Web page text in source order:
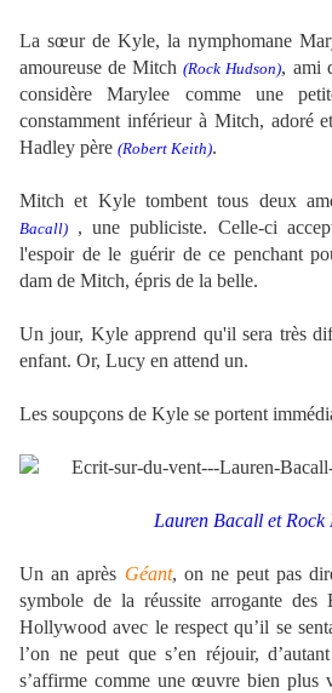
La sœur de Kyle, la nymphomane
amoureuse de Mitch (Rock Hudson), ami
considère
Marylee
comme une
constamment inférieur à Mitch, adoré
Hadley père (Robert Keith).
Mitch et Kyle tombent tous deux
Bacall) , une publiciste. Celle-ci
l'espoir de le guérir de ce penchant
dam de Mitch, épris de la belle.
Un jour, Kyle apprend qu'il sera très
enfant. Or, Lucy en attend un.
Les soupçons de Kyle se portent
Lauren Bacall et Rock
Un an après Géant, on ne peut pas
symbole de la réussite arrogante des
Hollywood avec le respect qu’il se
l’on ne peut que s’en réjouir,
s’affirme comme une œuvre bien plus